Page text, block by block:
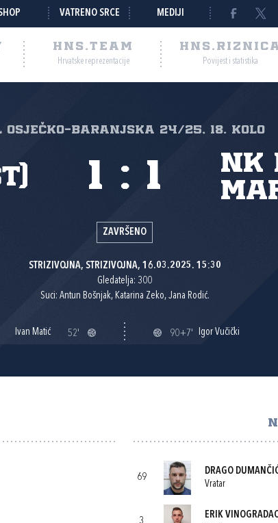
VATRENO SRCE MEDIJI
HNS.TEAM
Hrvatske reprezentacije Povijest i statistika
Osječko-baranjska 24/25, 18. kolo
NK
1 : 1
ZAVRŠENO
STRIZIVOJNA, STRIZIVOJNA, 16.03.2025. 15:30
Gledatelja: 300
Suci: Antun Bošnjak, Katarina Zeko, Jana Rodić.
Ivan Matić 52' 90+7' Igor Vučički
69
DRAGO
Vratar
ERIK